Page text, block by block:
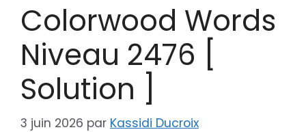
Colorwood Words
Niveau 2476 [
Solution ]
3 juin 2026 par Kassidi Ducroix